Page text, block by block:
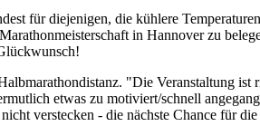
für diejenigen, die kühlere
in Hannover zu
"Die Veranstaltung
etwas zu motiviert/schnell
verstecken - die nächste Chance für